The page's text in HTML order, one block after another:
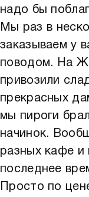
надо бы
Мы раз в
заказываем у
поводом. На
привозили
прекрасных
мы пироги
начинок.
разных кафе и
последнее
Просто по